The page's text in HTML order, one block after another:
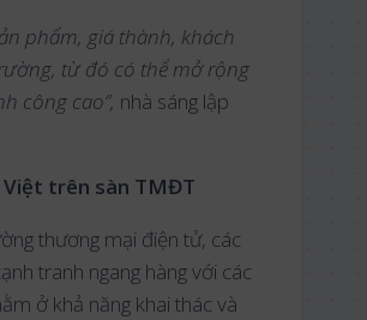
phẩm, giá thành, khách
từ đó có thể mở rộng
công cao”, nhà sáng lập
trên sàn TMĐT
thương mại điện tử, các
tranh ngang hàng với các
ở khả năng khai thác và